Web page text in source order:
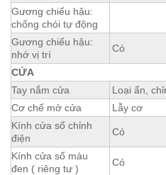
Gương chiếu hậu:
chống chói tự động
Gương chiếu hậu:
nhớ vị trí
Có
CỬA
Tay nắm cửa
Loại ẩn,
Cơ chế mở cửa
Lẫy cơ
Kính cửa sổ chỉnh
điện
Có
Kính cửa sổ màu
đen ( riêng tư )
Có